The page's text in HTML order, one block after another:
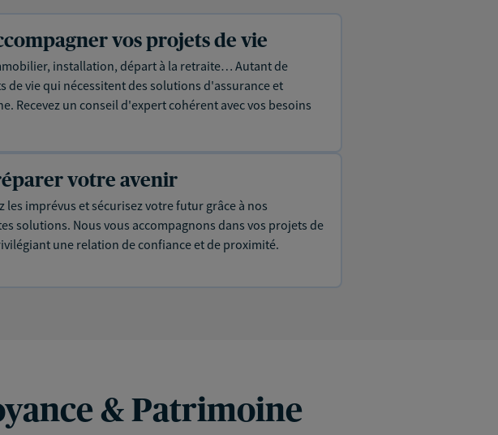
vos projets de vie
installation, départ à la retraite… Autant de
de vie qui nécessitent des solutions d'assurance et
Recevez un conseil d'expert cohérent avec vos besoins
votre avenir
les imprévus et sécurisez votre futur grâce à nos
solutions. Nous vous accompagnons dans vos projets de
une relation de confiance et de proximité.
& Patrimoine